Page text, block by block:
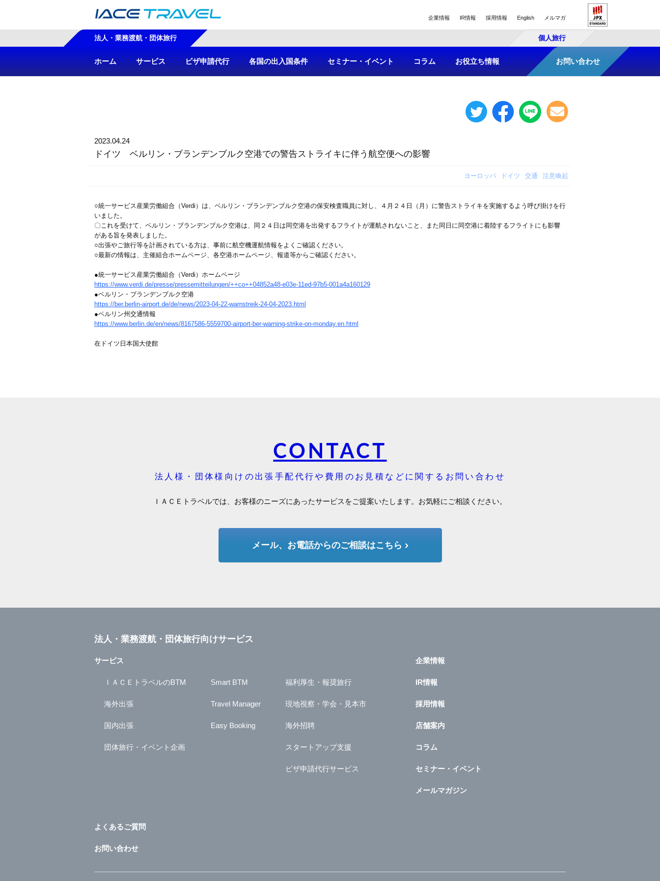
企業情報 IR情報 採用情報 English メルマガ
法人・業務渡航・団体旅行 個人旅行
ホーム サービス ビザ申請代行 各国の出入国条件 セミナー・イベント コラム お役立ち情報 お問い合わせ
2023.04.24
ドイツ ベルリン・ブランデンブルク空港での警告ストライキに伴う航空便への影響
ヨーロッパ ドイツ 交通 注意喚起
○統一サービス産業労働組合（Verdi）は、ベルリン・ブランデンブルク空港の保安検査職員に対し、４月２４日（月）に警告ストライキを実施するよう呼び掛けを行
いました。
〇これを受けて、ベルリン・ブランデンブルク空港は、同２４日は同空港を出発するフライトが運航されないこと、また同日に同空港に着陸するフライトにも影響
がある旨を発表しました。
○出張やご旅行等を計画されている方は、事前に航空機運航情報をよくご確認ください。
○最新の情報は、主催組合ホームページ、各空港ホームページ、報道等からご確認ください。
●統一サービス産業労働組合（Verdi）ホームページ
https://www.verdi.de/presse/pressemitteilungen/++co++04852a48-e03e-11ed-97b5-001a4a160129
●ベルリン・ブランデンブルク空港
https://ber.berlin-airport.de/de/news/2023-04-22-warnstreik-24-04-2023.html
●ベルリン州交通情報
https://www.berlin.de/en/news/8167586-5559700-airport-ber-warning-strike-on-monday.en.html
在ドイツ日本国大使館
CONTACT
法人様・団体様向けの出張手配代行や費用のお見積などに関するお問い合わせ
ＩＡＣＥトラベルでは、お客様のニーズにあったサービスをご提案いたします。お気軽にご相談ください。
メール、お電話からのご相談はこちら
法人・業務渡航・団体旅行向けサービス
サービス
ＩＡＣＥトラベルのBTM
海外出張
国内出張
団体旅行・イベント企画
Smart BTM
Travel Manager
Easy Booking
福利厚生・報奨旅行
現地視察・学会・見本市
海外招聘
スタートアップ支援
ビザ申請代行サービス
企業情報
IR情報
採用情報
店舗案内
コラム
セミナー・イベント
メールマガジン
よくあるご質問
お問い合わせ